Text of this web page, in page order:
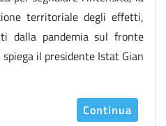
territoriale degli effetti,
dalla pandemia sul fronte
il presidente Istat Gian
Continua